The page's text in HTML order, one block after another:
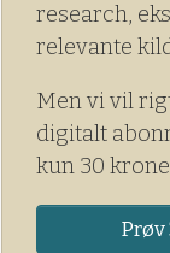
research,
relevante
Men vi vil
digitalt
kun 30
Prøv